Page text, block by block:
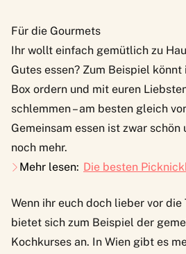
Für die Gourmets
Ihr wollt einfach gemütlich zu
Gutes essen? Zum Beispiel
Box ordern und mit euren
schlemmen – am besten gleich
Gemeinsam essen ist zwar
noch mehr.
Mehr lesen: Die besten
Wenn ihr euch doch lieber vor die
bietet sich zum Beispiel der
Kochkurses an. In Wien gibt es